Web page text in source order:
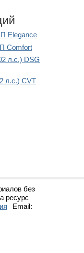
Elegance
Comfort
л.с.) DSG
л.с.) CVT
без
ресурс
Email: